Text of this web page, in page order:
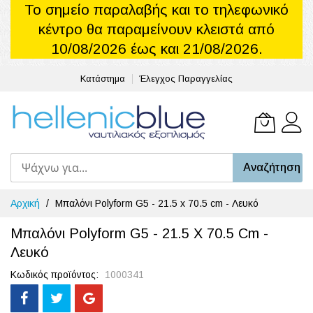
Το σημείο παραλαβής και το τηλεφωνικό
κέντρο θα παραμείνουν κλειστά από
10/08/2026 έως και 21/08/2026.
Κατάστημα Έλεγχος Παραγγελίας
Το
Αναζήτηση
Μετάβαση
στο
περιεχόμενο
Αρχική Μπαλόνι Polyform G5 - 21.5 x 70.5 cm - Λευκό
Μπαλόνι Polyform G5 - 21.5 X 70.5 Cm -
Λευκό
Κωδικός προϊόντος 1000341